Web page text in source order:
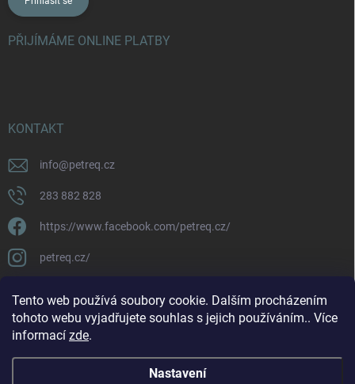
Tento web používá soubory cookie. Dalším procházením
tohoto webu vyjadřujete souhlas s jejich používáním.. Více
informací zde.
Nastavení
PŘIJÍMÁME ONLINE PLATBY
KONTAKT
info@petreq.cz
283 882 828
https://www.facebook.com/petreq.cz/
petreq.cz/